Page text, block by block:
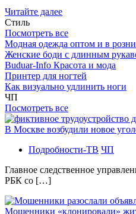
Читайте далее
Стиль
Посмотреть все
Модная одежда оптом и в
Женские боди с длинным
Buduar-Info Красота и мода
Принтер для ногтей
Как визуально удлинить ноги
ЧП
Посмотреть все
В Москве возбудили новое
Подробности-ТВ ЧП
Главное следственное
РБК со […]
Мошенники «клонировали»